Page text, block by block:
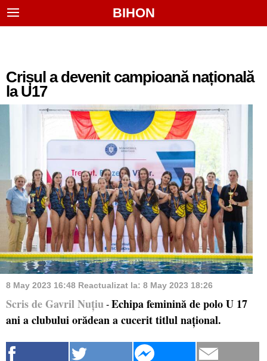
BIHON
Crișul a devenit campioană națională
la U17
8 May 2023 16:48 Reactualizat la: 8 May 2023 18:26
Scris de Gavril Nuțiu - Echipa feminină de polo U 17
ani a clubului orădean a cucerit titlul național.